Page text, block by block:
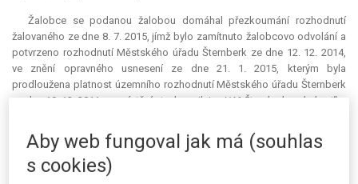
Žalobce se podanou žalobou domáhal přezkoumání rozhodnutí
žalovaného ze dne 8. 7. 2015, jímž bylo zamítnuto žalobcovo odvolání a
potvrzeno rozhodnutí Městského úřadu Šternberk ze dne 12. 12. 2014,
ve znění opravného usnesení ze dne 21. 1. 2015, kterým byla
prodloužena platnost územního rozhodnutí Městského úřadu Šternberk
ze dne 19. 12. 2011, o umístění stavby „
silnice I/46 Šternberk – obchvat“.
rozhodnutí byla podána opožděně. Žádost sice dorazila v zákonné lhůtě
k Městskému úřadu Šternberk, avšak příslušným stavebním úřadem byl
žalovaný (stavba byla umístěna v obvodu více stavebních úřadů),
Aby web fungoval jak má (souhlas
s cookies)